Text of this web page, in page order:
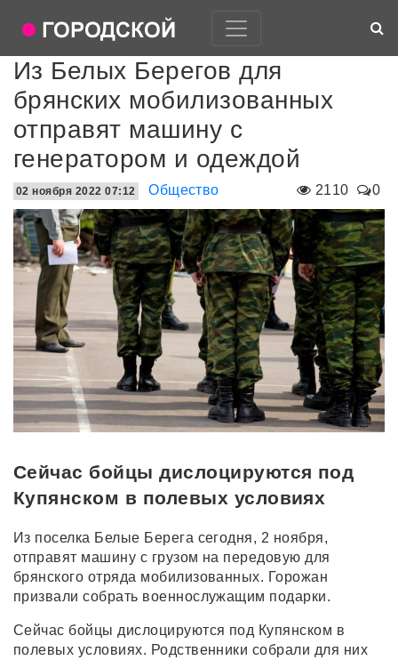
Из Белых Берегов для
брянских мобилизованных
отправят машину с
генератором и одеждой
2110 0
02 ноября 2022 07:12 Общество
Сейчас бойцы дислоцируются под
Купянском в полевых условиях
Из поселка Белые Берега сегодня, 2 ноября,
отправят машину с грузом на передовую для
брянского отряда мобилизованных. Горожан
призвали собрать военнослужащим подарки.
Сейчас бойцы дислоцируются под Купянском в
полевых условиях. Родственники собрали для них